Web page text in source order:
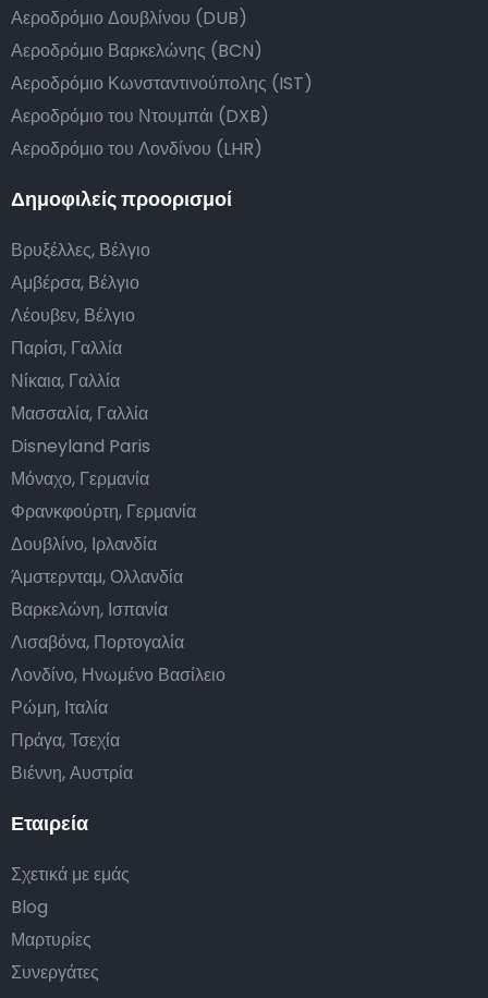
Εταιρεία
Σχετικά με εμάς
Blog
Μαρτυρίες
Συνεργάτες
Αεροδρόμιο Δουβλίνου (DUB)
Αεροδρόμιο Βαρκελώνης (BCN)
Αεροδρόμιο Κωνσταντινούπολης (IST)
Αεροδρόμιο του Ντουμπάι (DXB)
Αεροδρόμιο του Λονδίνου (LHR)
Δημοφιλείς προορισμοί
Βρυξέλλες, Βέλγιο
Αμβέρσα, Βέλγιο
Λέουβεν, Βέλγιο
Παρίσι, Γαλλία
Νίκαια, Γαλλία
Μασσαλία, Γαλλία
Disneyland Paris
Μόναχο, Γερμανία
Φρανκφούρτη, Γερμανία
Δουβλίνο, Ιρλανδία
Άμστερνταμ, Ολλανδία
Βαρκελώνη, Ισπανία
Λισαβόνα, Πορτογαλία
Λονδίνο, Ηνωμένο Βασίλειο
Ρώμη, Ιταλία
Πράγα, Τσεχία
Βιέννη, Αυστρία